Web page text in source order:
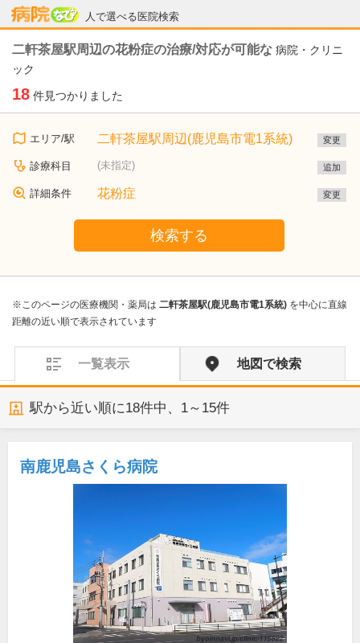
人で選べる医院検索
病院なび
二軒茶屋駅周辺の花粉症の治療/対応が可能な 病院・クリニ
ック
18 件見つかりました
エリア/駅 二軒茶屋駅周辺(鹿児島市電1系統) 変更
診療科目 (未指定) 追加
詳細条件 花粉症 変更
検索する
※このページの医療機関・薬局は 二軒茶屋駅(鹿児島市電1系統) を中心に直線
距離の近い順で表示されています
一覧表示 地図で検索
駅から近い順に18件中、 1～15件
南鹿児島さくら病院